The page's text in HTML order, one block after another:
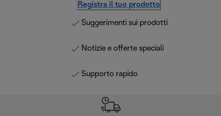
Registra il tuo prodotto
Suggerimenti sui prodotti
Notizie e offerte speciali
Supporto rapido